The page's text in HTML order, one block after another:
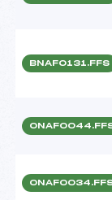
BNAF0131.FFS